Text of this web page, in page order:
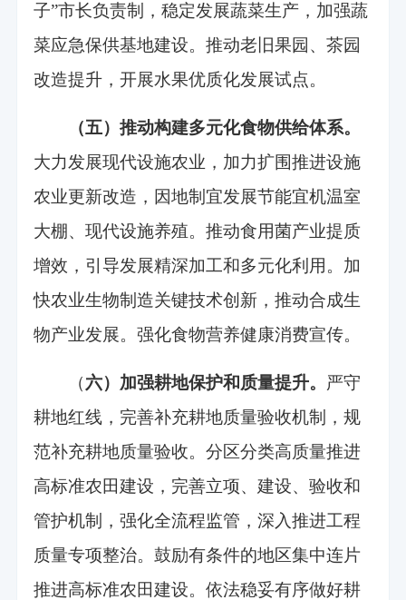
子”市长负责制，稳定发展蔬菜生产，加强蔬
菜应急保供基地建设。推动老旧果园、茶园
改造提升，开展水果优质化发展试点。
（五）推动构建多元化食物供给体系。
大力发展现代设施农业，加力扩围推进设施
农业更新改造，因地制宜发展节能宜机温室
大棚、现代设施养殖。推动食用菌产业提质
增效，引导发展精深加工和多元化利用。加
快农业生物制造关键技术创新，推动合成生
物产业发展。强化食物营养健康消费宣传。
（六）加强耕地保护和质量提升。
严守
耕地红线，完善补充耕地质量验收机制，规
范补充耕地质量验收。分区分类高质量推进
高标准农田建设，完善立项、建设、验收和
管护机制，强化全流程监管，深入推进工程
质量专项整治。鼓励有条件的地区集中连片
推进高标准农田建设。依法稳妥有序做好耕